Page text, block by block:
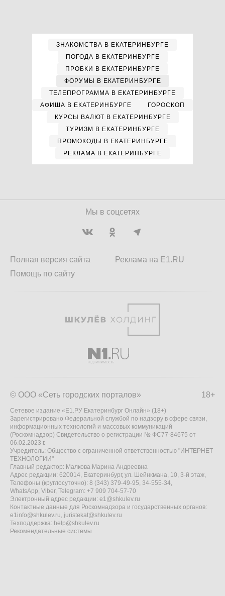
ЗНАКОМСТВА В ЕКАТЕРИНБУРГЕ
ПОГОДА В ЕКАТЕРИНБУРГЕ
ПРОБКИ В ЕКАТЕРИНБУРГЕ
ФОРУМЫ В ЕКАТЕРИНБУРГЕ
ТЕЛЕПРОГРАММА В ЕКАТЕРИНБУРГЕ
АФИША В ЕКАТЕРИНБУРГЕ
ГОРОСКОП
КУРСЫ ВАЛЮТ В ЕКАТЕРИНБУРГЕ
ТУРИЗМ В ЕКАТЕРИНБУРГЕ
ПРОМОКОДЫ В ЕКАТЕРИНБУРГЕ
РЕКЛАМА В ЕКАТЕРИНБУРГЕ
Мы в соцсетях
Полная версия сайта
Помощь по сайту
Реклама на E1.RU
18+
© ООО «Сеть городских порталов»
Сетевое издание «Е1.РУ Екатеринбург Онлайн» (18+)
Зарегистрировано Федеральной службой по надзору в сфере связи,
информационных технологий и массовых коммуникаций
(Роскомнадзор) Свидетельство о регистрации № ФС77-84675 от
06.02.2023 г.
Учредитель: Общество с ограниченной ответственностью "ИНТЕРНЕТ
ТЕХНОЛОГИИ"
Главный редактор: Малкова Марина Андреевна
Адрес редакции: 620014, Екатеринбург, ул. Шейнкмана, 10, 3-й этаж,
Телефоны (круглосуточно): 8 (343) 379-49-95, 34-555-34,
WhatsApp, Viber, Telegram: +7 909 704-57-70
Электронный адрес редакции: e1@shkulev.ru
Контактные данные для Роскомнадзора и государственных органов:
e1info@shkulev.ru, juristekat@shkulev.ru
Техподдержка: help@shkulev.ru
Рекомендательные системы